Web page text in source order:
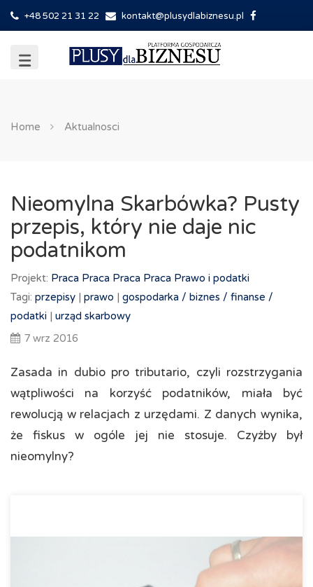
+48 502 21 31 22 kontakt@plusydlabiznesu.pl
Home Aktualnosci
Nieomylna Skarbówka? Pusty
przepis, który nie daje nic
podatnikom
Projekt: Praca Praca Praca Praca Prawo i podatki
Tagi: przepisy | prawo | gospodarka / biznes / finanse /
podatki | urząd skarbowy
7 wrz 2016
Zasada in dubio pro tributario, czyli rozstrzygania
wątpliwości na korzyść podatników, miała być
rewolucją w relacjach z urzędami. Z danych wynika,
że fiskus w ogóle jej nie stosuje. Czyżby był
nieomylny?